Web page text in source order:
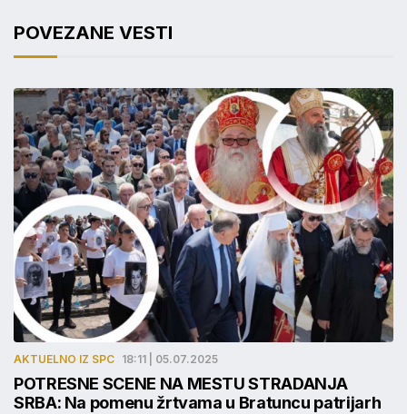
POVEZANE VESTI
AKTUELNO IZ SPC 18:11 | 05.07.2025
POTRESNE SCENE NA MESTU STRADANJA
SRBA: Na pomenu žrtvama u Bratuncu patrijarh